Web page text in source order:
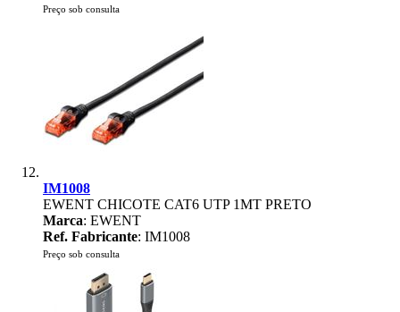
Preço sob consulta
IM1008
EWENT CHICOTE CAT6 UTP 1MT PRETO
Marca: EWENT
Ref. Fabricante: IM1008
Preço sob consulta